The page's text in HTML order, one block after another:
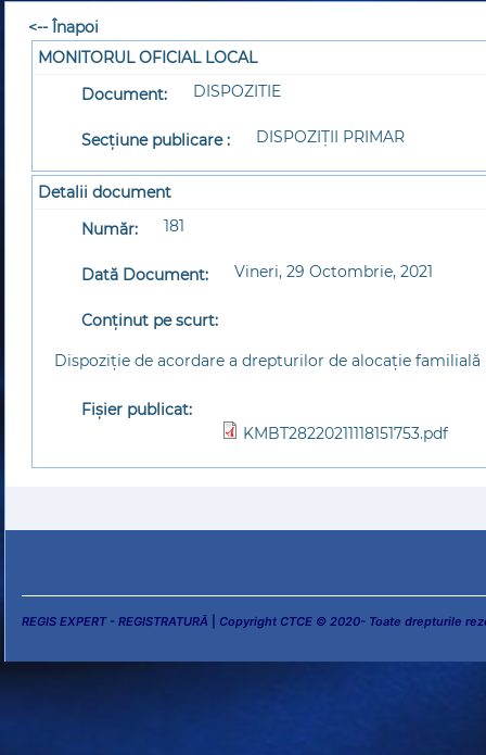
<-- Înapoi
MONITORUL OFICIAL LOCAL
Document:
DISPOZITIE
Secțiune publicare : DISPOZIȚII PRIMAR
Detalii document
Număr:
181
Dată Document: Vineri, 29 Octombrie, 2021
Conținut pe scurt:
Dispoziție de acordare a drepturilor de alocație
Fișier publicat:
KMBT28220211118151753.pdf
REGIS EXPERT - REGISTRATURĂ Copyright CTCE © 2020- Toate drepturile